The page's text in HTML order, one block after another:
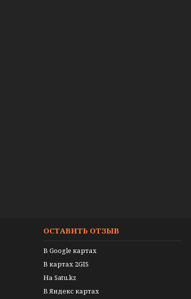
ОСТАВИТЬ ОТЗЫВ
В Google картах
В картах 2GIS
На Satu.kz
В Яндекс картах